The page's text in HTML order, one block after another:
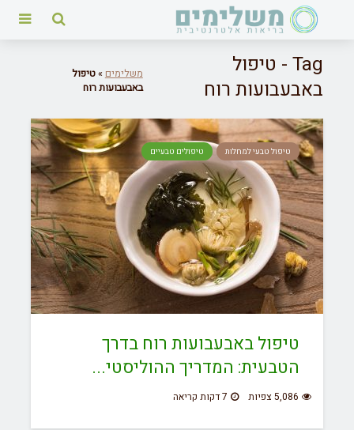
Tag - טיפול
באבעבועות רוח
משלימים »טיפול
באבעבועות רוח
טיפול טבעי למחלות טיפולים טבעיים
טיפול באבעבועות רוח בדרך
הטבעית: המדריך ההוליסטי...
5,086 צפיות 7 דקות קריאה